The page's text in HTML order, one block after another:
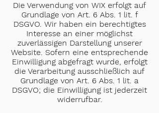
Die Verwendung von WIX erfolgt auf
Grundlage von Art. 6 Abs. 1 lit. f
DSGVO. Wir haben ein berechtigtes
Interesse an einer möglichst
zuverlässigen Darstellung unserer
Website. Sofern eine entsprechende
Einwilligung abgefragt wurde, erfolgt
die Verarbeitung ausschließlich auf
Grundlage von Art. 6 Abs. 1 lit. a
DSGVO; die Einwilligung ist jederzeit
widerrufbar.